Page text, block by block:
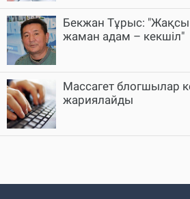
Бекжан Тұрыс: "Жақсы
жаман адам – кекшіл"
Массагет блогшылар
жариялайды